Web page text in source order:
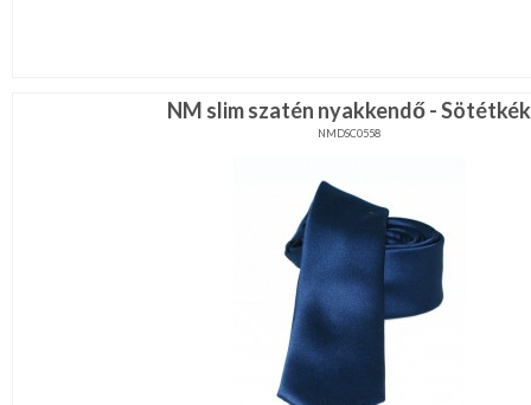
NM slim szatén nyakkendő - Sötétkék
NMDSC0558